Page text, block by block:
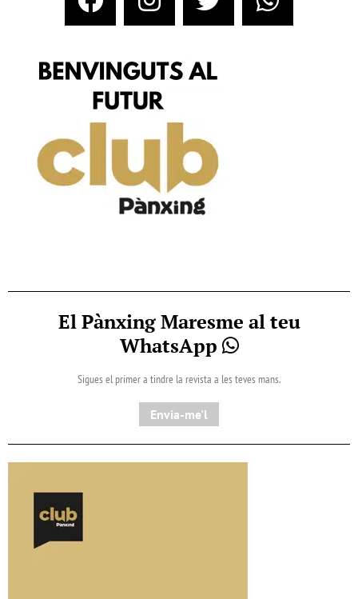
El Pànxing Maresme al teu
WhatsApp
Sigues el primer a tindre la revista a les teves mans.
Envia-me'l